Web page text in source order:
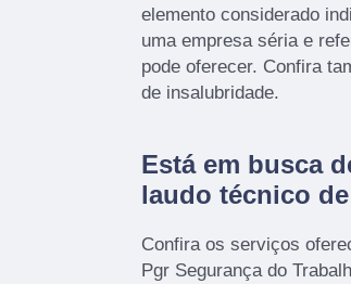
elemento considerado
uma empresa séria e
pode oferecer. Confira
de insalubridade.
Está em busca
laudo técnico
Confira os serviços
Pgr Segurança do